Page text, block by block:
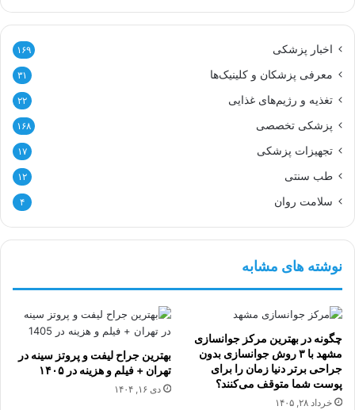
اخبار پزشکی ۱۶۹
معرفی پزشکان و کلینیک‌ها ۳۱
تغذیه و رژیم‌های غذایی ۲۲
پزشکی تخصصی ۱۶۸
تجهیزات پزشکی ۱۷
طب سنتی ۱۲
سلامت روان ۴
نوشته های مشابه
چگونه در بهترین مرکز جوانسازی
مشهد با ۳ روش جوانسازی بدون
جراحی برتر دنیا زمان را برای
پوست شما متوقف می‌کنند؟
خرداد ۲۸, ۱۴۰۵
بهترین جراح لیفت و پروتز سینه در
تهران + فیلم و هزینه در ۱۴۰۵
دی ۱۶, ۱۴۰۴